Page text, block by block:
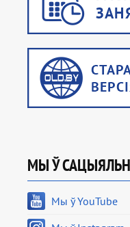
МЫ Ў
Мы ў YouTube